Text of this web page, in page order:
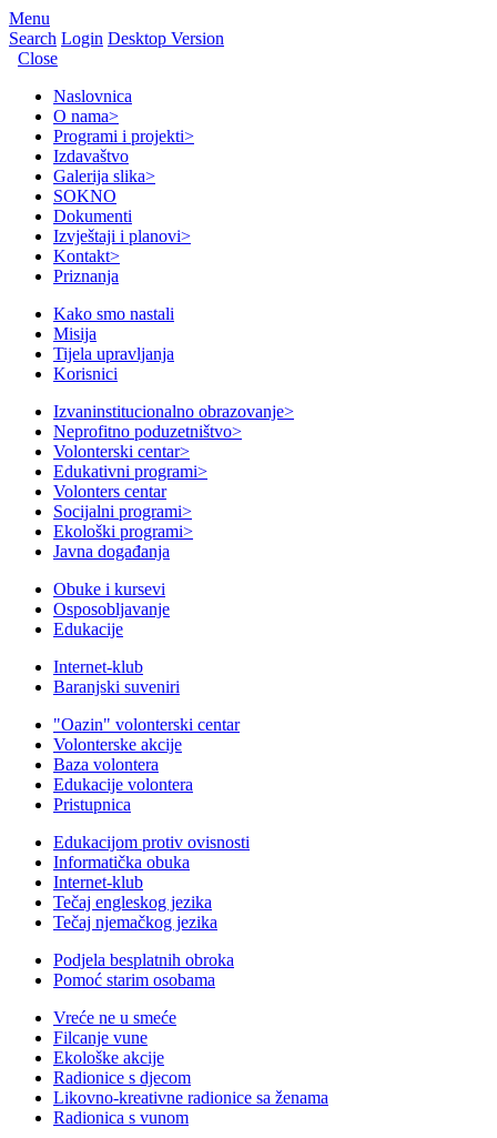
Menu
Search Login Desktop Version
Close
Naslovnica
O nama>
Programi i projekti>
Izdavaštvo
Galerija slika>
SOKNO
Dokumenti
Izvještaji i planovi>
Kontakt>
Priznanja
Kako smo nastali
Misija
Tijela upravljanja
Korisnici
Izvaninstitucionalno obrazovanje>
Neprofitno poduzetništvo>
Volonterski centar>
Edukativni programi>
Volonters centar
Socijalni programi>
Ekološki programi>
Javna događanja
Obuke i kursevi
Osposobljavanje
Edukacije
Internet-klub
Baranjski suveniri
"Oazin" volonterski centar
Volonterske akcije
Baza volontera
Edukacije volontera
Pristupnica
Edukacijom protiv ovisnosti
Informatička obuka
Internet-klub
Tečaj engleskog jezika
Tečaj njemačkog jezika
Podjela besplatnih obroka
Pomoć starim osobama
Vreće ne u smeće
Filcanje vune
Ekološke akcije
Radionice s djecom
Likovno-kreativne radionice sa ženama
Radionica s vunom